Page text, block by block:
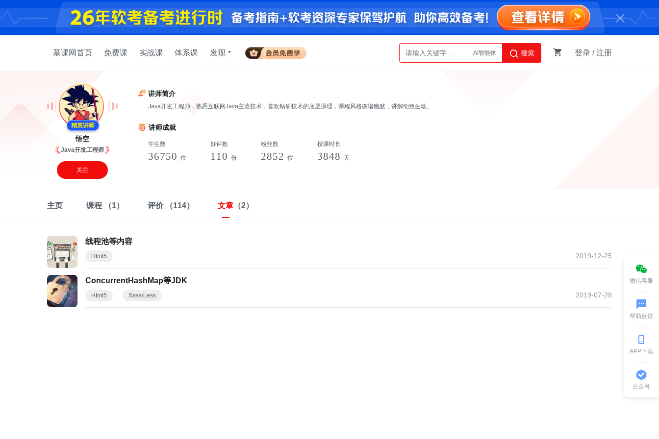
慕课网首页 免费课 实战课 体系课 发现
AI智能体
Python
搜索 登录 /注册
精英讲师
悟空
Java开发工程师
关注
讲师简介
Java开发工程师，熟悉互联网Java主流技术，喜欢钻研技术的底层原理，课程风格诙谐幽默，讲解细致生动。
讲师成就
学生数
36750 位
好评数
110 份
粉丝数
2852 位
授课时长
3848 天
主页 课程 （1） 评价 （114） 文章 （2）
线程池等内容
Html5 2019-12-25
ConcurrentHashMap等JDK
Html5 Sass/Less 2019-07-28
微信客服
帮助反馈
APP下载
公众号